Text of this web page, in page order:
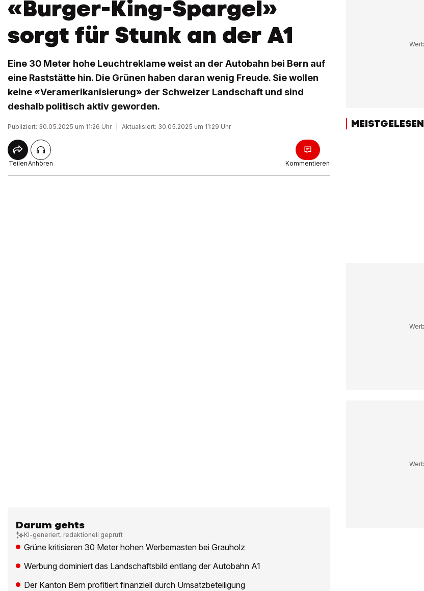
«Burger-King-Spargel»
sorgt für Stunk an der A1
Eine 30 Meter hohe Leuchtreklame weist an der Autobahn bei Bern auf
eine Raststätte hin. Die Grünen haben daran wenig Freude. Sie wollen
keine «Veramerikanisierung» der Schweizer Landschaft und sind
deshalb politisch aktiv geworden.
Publiziert: 30.05.2025 um 11:26 Uhr Aktualisiert: 30.05.2025 um 11:29 Uhr
TeilenAnhören Kommentieren
Darum gehts
KI-generiert, redaktionell geprüft
Grüne kritisieren 30 Meter hohen Werbemasten bei Grauholz
Werbung dominiert das Landschaftsbild entlang der Autobahn A1
Der Kanton Bern profitiert finanziell durch Umsatzbeteiligung
MEISTGELESEN